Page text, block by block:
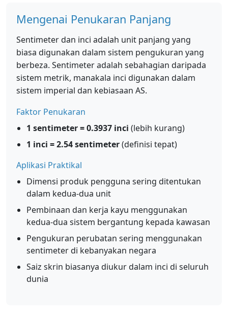
Mengenai Penukaran Panjang
Sentimeter dan inci adalah unit panjang yang
biasa digunakan dalam sistem pengukuran yang
berbeza. Sentimeter adalah sebahagian daripada
sistem metrik, manakala inci digunakan dalam
sistem imperial dan kebiasaan AS.
Faktor Penukaran
1 sentimeter = 0.3937 inci (lebih kurang)
1 inci = 2.54 sentimeter(definisi tepat)
Aplikasi Praktikal
Dimensi produk pengguna sering ditentukan
dalam kedua-dua unit
Pembinaan dan kerja kayu menggunakan
kedua-dua sistem bergantung kepada kawasan
Pengukuran perubatan sering menggunakan
sentimeter di kebanyakan negara
Saiz skrin biasanya diukur dalam inci di seluruh
dunia